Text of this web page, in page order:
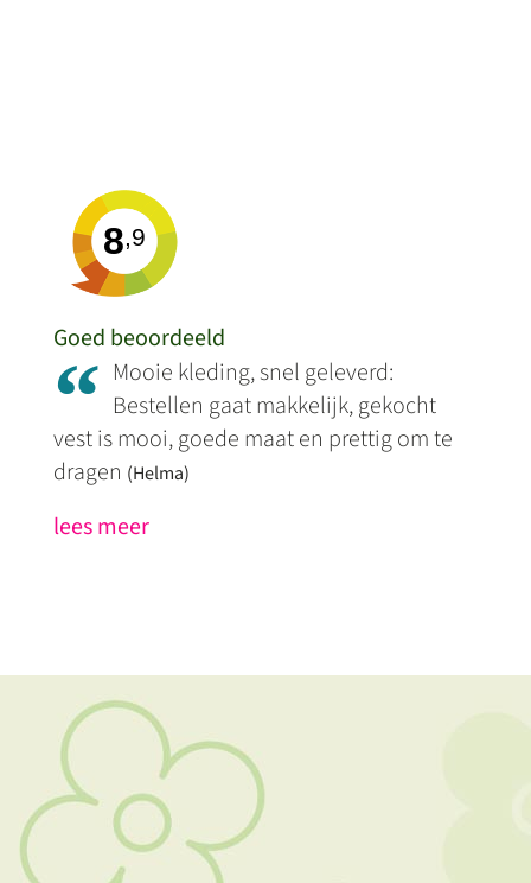
8,9
Goed beoordeeld
“ Mooie kleding, snel geleverd:
Bestellen gaat makkelijk, gekocht
vest is mooi, goede maat en prettig om te
dragen (Helma)
lees meer